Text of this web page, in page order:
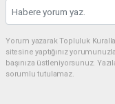
Yorum yazarak Topluluk
sitesine yaptığınız
başınıza üstleniyorsunuz.
sorumlu tutulamaz.